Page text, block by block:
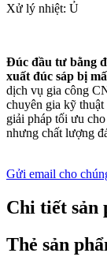
Xử lý nhiệt: Ủ
Đúc đầu tư bằng
xuất đúc sáp bị
dịch vụ gia công
chuyên gia kỹ
giải pháp tối ưu
nhưng chất lượng
Gửi email cho
Chi tiết sản
Thẻ sản